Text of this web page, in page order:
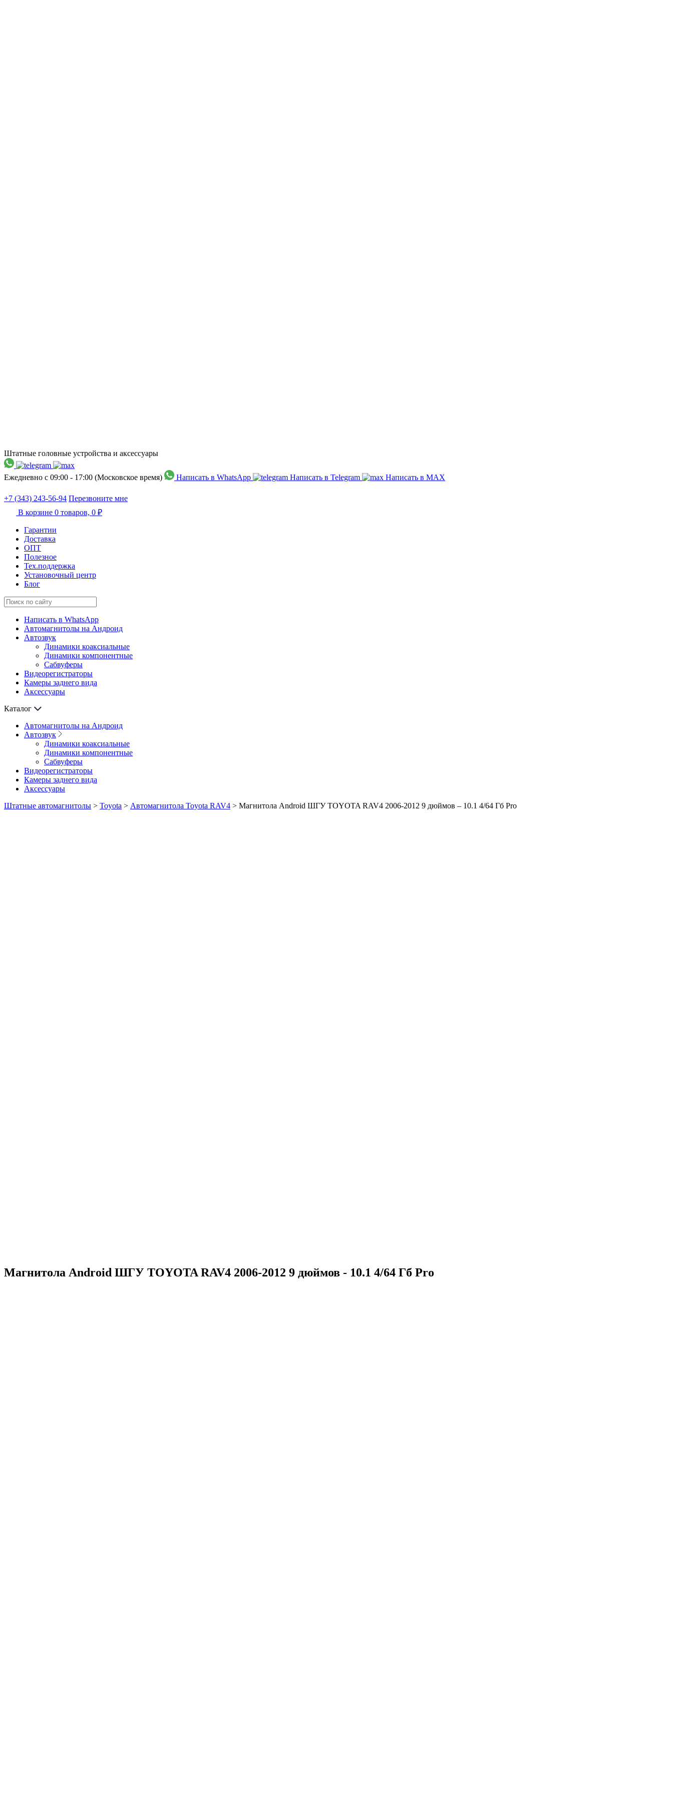
Штатные головные устройства и аксессуары
Ежедневно с 09:00 - 17:00 (Московское время) Написать в WhatsApp Написать в Telegram Написать в МАХ
+7 (343) 243-56-94 Перезвоните мне
В корзине 0 товаров, 0 ₽
Гарантии
Доставка
ОПТ
Полезное
Тех.поддержка
Установочный центр
Блог
Написать в WhatsApp
Автомагнитолы на Андроид
Автозвук
Динамики коаксиальные
Динамики компонентные
Сабвуферы
Видеорегистраторы
Камеры заднего вида
Аксессуары
Каталог
Автомагнитолы на Андроид
Автозвук
Динамики коаксиальные
Динамики компонентные
Сабвуферы
Видеорегистраторы
Камеры заднего вида
Аксессуары
Штатные автомагнитолы > Toyota > Автомагнитола Toyota RAV4 > Магнитола Android ШГУ TOYOTA RAV4 2006-2012 9 дюймов – 10.1 4/64 Гб Pro
Магнитола Android ШГУ TOYOTA RAV4 2006-2012 9 дюймов - 10.1 4/64 Гб Pro